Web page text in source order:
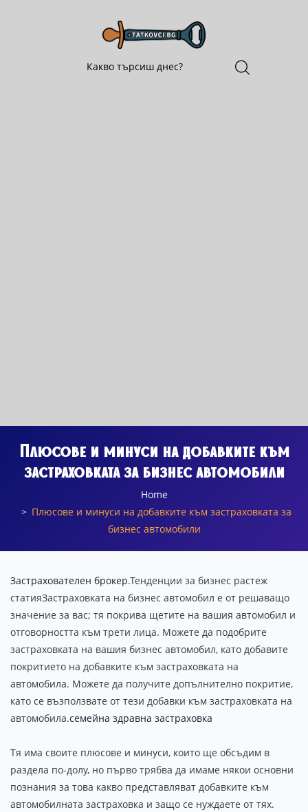
Плюсове и минуси на добавките към
застраховката за бизнес автомобили
Home
Плюсове и минуси на добавките към застраховката за
бизнес автомобили
Застрахователен брокер.Тенденции за бизнес растеж
статияЗастраховката на бизнес автомобил е от решаващо
значение за вас; тя покрива щетите на вашия автомобил и
отговорността към трети лица. Можете да подобрите
застраховката на вашия бизнес автомобил, като добавите
покритието на добавките към застраховката на
автомобила. Можете да получите допълнително покритие,
като се възползвате от тези добавки към застраховката на
автомобила.семейна здравна застраховка
Тя има своите плюсове и минуси, които ще обсъдим в
раздела по-долу, но първо трябва да имаме някои основни
познания за това какво представляват добавките към
автомобилната застраховка и защо се нуждаете от тях.